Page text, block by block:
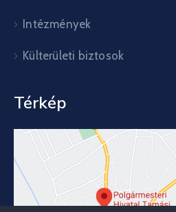
Intézmények
Külterületi biztosok
Térkép